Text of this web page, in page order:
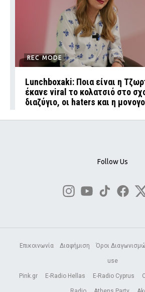
REC MODE
Lunchboxaki: Ποια είναι η
έκανε viral το κολατσιό στο
διαζύγιο, οι haters και η
Follow Us
Επικοινωνία Διαφήμιση Όροι
use
Pink.gr E-Radio Hellas E-Radio Cyprus